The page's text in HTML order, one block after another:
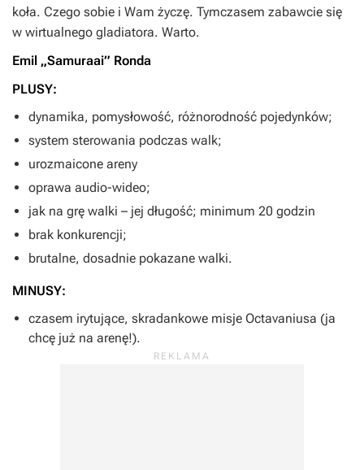
koła. Czego sobie i Wam życzę. Tymczasem zabawcie się
w wirtualnego gladiatora. Warto.
Emil „Samuraai” Ronda
PLUSY:
dynamika, pomysłowość, różnorodność pojedynków;
system sterowania podczas walk;
urozmaicone areny
oprawa audio-wideo;
jak na grę walki – jej długość; minimum 20 godzin
brak konkurencji;
brutalne, dosadnie pokazane walki.
MINUSY:
czasem irytujące, skradankowe misje Octavaniusa (ja
chcę już na arenę!).